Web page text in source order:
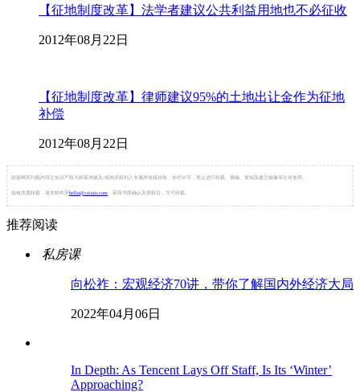
【征地制度改革】法学者建议公共利益用地也不必征收
2012年08月22日
【征地制度改革】律师建议95%的土地出让金作为征地
补偿
2012年08月22日
财新网所刊载内容之知识产权为财新传媒及/或相关权利人专属所有或持有。未经许可，禁止进行转载、摘编、复制及建立镜像等任何使用。
如有意愿转载，请发邮件至 hello@caixin.com ，获得书面确认及授权后，方可转载。
推荐阅读
私房课
向松祚：宏观经济70讲，带你了解国内外经济大局
2022年04月06日
In Depth: As Tencent Lays Off Staff, Is Its ‘Winter’
Approaching?